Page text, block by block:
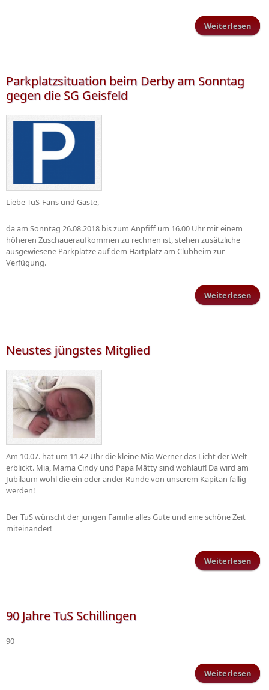
Weiterlesen
Parkplatzsituation beim Derby am Sonntag
gegen die SG Geisfeld
Liebe TuS-Fans und Gäste,
da am Sonntag 26.08.2018 bis zum Anpfiff um 16.00 Uhr mit einem
höheren Zuschaueraufkommen zu rechnen ist, stehen zusätzliche
ausgewiesene Parkplätze auf dem Hartplatz am Clubheim zur
Verfügung.
Weiterlesen
Neustes jüngstes Mitglied
Am 10.07. hat um 11.42 Uhr die kleine Mia Werner das Licht der Welt
erblickt. Mia, Mama Cindy und Papa Mätty sind wohlauf! Da wird am
Jubiläum wohl die ein oder ander Runde von unserem Kapitän fällig
werden!
Der TuS wünscht der jungen Familie alles Gute und eine schöne Zeit
miteinander!
Weiterlesen
90 Jahre TuS Schillingen
90
Weiterlesen